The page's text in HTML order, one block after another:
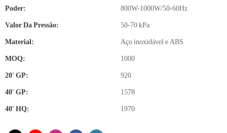
Poder: 800W-1000W/50-60Hz
Valor Da Pressão: 50-70 kPa
Material: Aço inoxidável e ABS
MOQ: 1000
20′ GP: 920
40′ GP: 1578
40′ HQ: 1970